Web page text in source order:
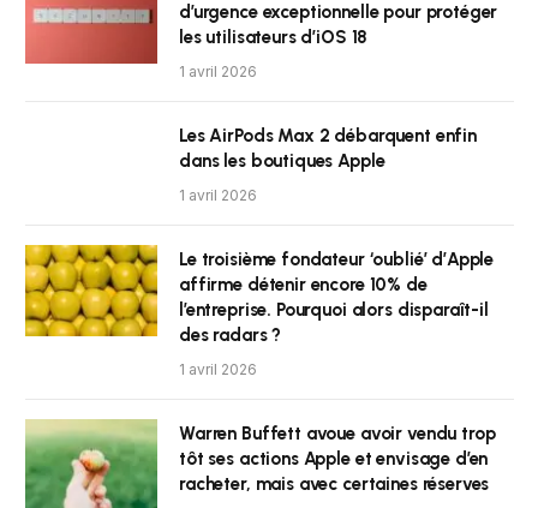
d’urgence exceptionnelle pour protéger
les utilisateurs d’iOS 18
1 avril 2026
Les AirPods Max 2 débarquent enfin
dans les boutiques Apple
1 avril 2026
Le troisième fondateur ‘oublié’ d’Apple
affirme détenir encore 10% de
l’entreprise. Pourquoi alors disparaît-il
des radars ?
1 avril 2026
Warren Buffett avoue avoir vendu trop
tôt ses actions Apple et envisage d’en
racheter, mais avec certaines réserves